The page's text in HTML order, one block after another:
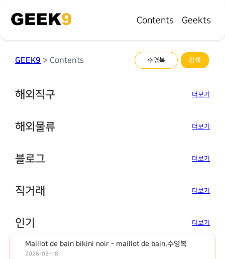
Contents Geekts
GEEK9 > Contents
해외직구 더보기
해외물류 더보기
블로그 더보기
직거래 더보기
인기 더보기
Maillot de bain bikini noir - maillot de bain,수영복
2026-03-18